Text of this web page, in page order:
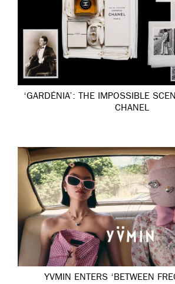
‘GARDÉNIA’: THE IMPOSSIBLE
CHANEL
YVMIN ENTERS ‘BETWEEN